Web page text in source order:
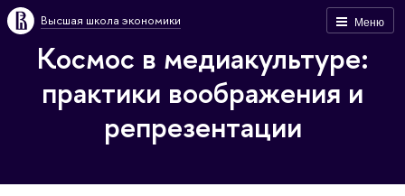
Меню
Высшая школа экономики
Космос в медиакультуре:
практики воображения и
репрезентации